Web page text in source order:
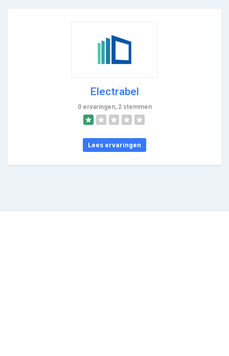
Electrabel
0 ervaringen, 2 stemmen
Lees ervaringen